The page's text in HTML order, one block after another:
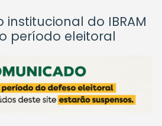
do IBRAM
período eleitoral